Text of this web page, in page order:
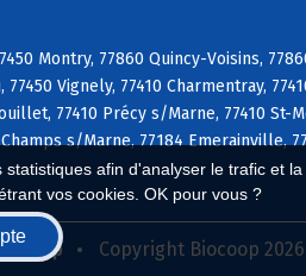
afin d'analyser le trafic et
vos cookies. OK pour vous ?
Montry, 77860 Quincy-Voisins,
Vignely, 77410 Charmentray,
77410 Précy s/Marne, 77410 St-
s/Marne, 77184 Emerainville,
Copyright Biocoop 2026